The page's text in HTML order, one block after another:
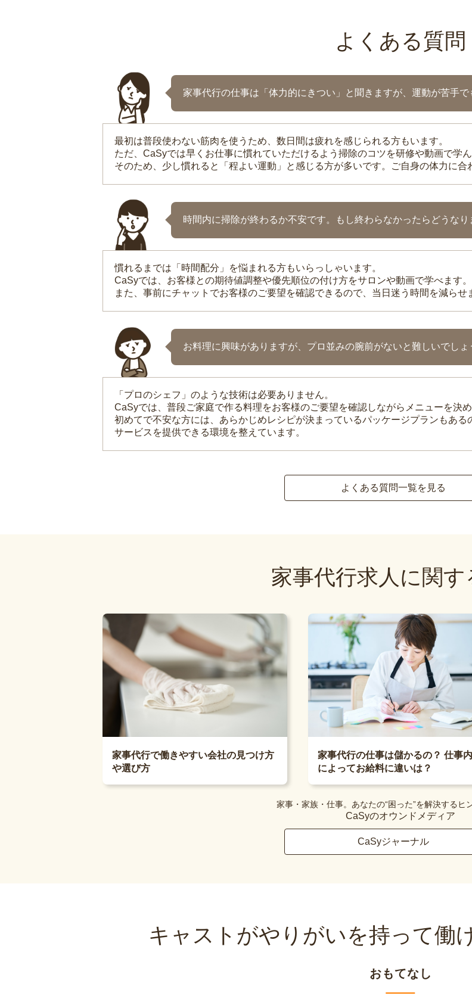
よくある質問
家事代行の仕事は「体力的にきつい」と聞きますが、運動が苦手で
最初は普段使わない筋肉を使うため、数日間は疲れを感じられる方もいます。
ただ、CaSyでは早くお仕事に慣れていただけるよう掃除のコツを研修や動画で学ん
そのため、少し慣れると「程よい運動」と感じる方が多いです。ご自身の体力に合
時間内に掃除が終わるか不安です。もし終わらなかったらどうなり
慣れるまでは「時間配分」を悩まれる方もいらっしゃいます。
CaSyでは、お客様との期待値調整や優先順位の付け方をサロンや動画で学べます。
また、事前にチャットでお客様のご要望を確認できるので、当日迷う時間を減らせ
お料理に興味がありますが、プロ並みの腕前がないと難しいでしょ
「プロのシェフ」のような技術は必要ありません。
CaSyでは、普段ご家庭で作る料理をお客様のご要望を確認しながらメニューを決め
初めてで不安な方には、あらかじめレシピが決まっているパッケージプランもあ
サービスを提供できる環境を整えています。
よくある質問一覧を見る
家事代行求人に関す
家事代行で働きやすい会社の見つけ方
や選び方
家事代行の仕事は儲かるの？ 仕事
によってお給料に違いは？
家事・家族・仕事。あなたの“困った”を解決するヒ
CaSyのオウンドメディア
CaSyジャーナル
キャストがやりがいを持って働
おもてなし